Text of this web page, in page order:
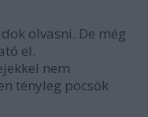
olvasni. De még
el.
nem
tényleg pöcsök